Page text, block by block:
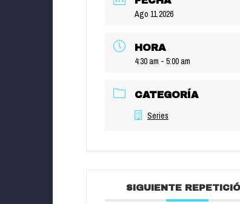
Ago 11 2026
HORA
4:30 am - 5:00 am
CATEGORÍA
Series
SIGUIENTE